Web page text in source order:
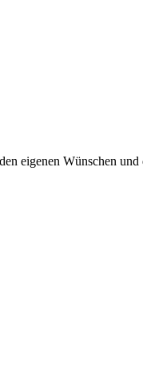
eigenen Wünschen